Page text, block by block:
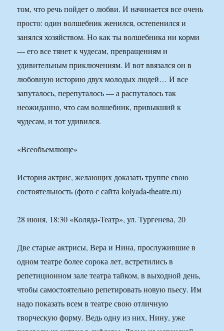
том, что речь пойдет о любви. И начинается все очень
просто: один волшебник женился, остепенился и
занялся хозяйством. Но как ты волшебника ни корми
— его все тянет к чудесам, превращениям и
удивительным приключениям. И вот ввязался он в
любовную историю двух молодых людей… И все
запуталось, перепуталось — а распуталось так
неожиданно, что сам волшебник, привыкший к
чудесам, и тот удивился.
«Всеобъемлюще»
История актрис, желающих доказать труппе свою
состоятельность (фото с сайта kolyada-theatre.ru)
28 июня, 18:30 «Коляда-Театр», ул. Тургенева, 20
Две старые актрисы, Вера и Нина, прослужившие в
одном театре более сорока лет, встретились в
репетиционном зале театра тайком, в выходной день,
чтобы самостоятельно репетировать новую пьесу. Им
надо показать всем в театре свою отличную
творческую форму. Ведь одну из них, Нину, уже